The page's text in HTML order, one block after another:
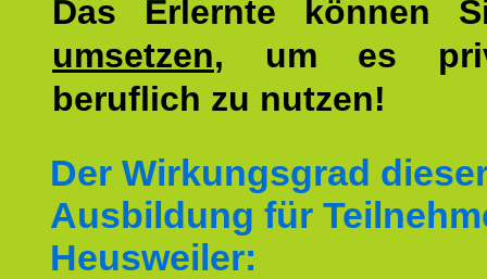
Das Erlernte können
umsetzen, um es
beruflich zu nutzen!
Der Wirkungsgrad
Ausbildung für
Heusweiler: